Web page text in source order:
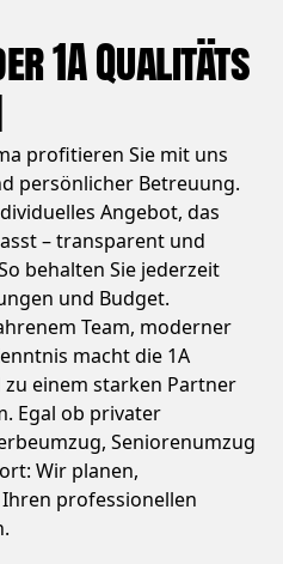
1A Qualitäts
profitieren Sie mit uns
persönlicher Betreuung.
Angebot, das
– transparent und
behalten Sie jederzeit
und Budget.
Team, moderner
macht die 1A
einem starken Partner
Egal ob privater
Seniorenumzug
Wir planen,
professionellen